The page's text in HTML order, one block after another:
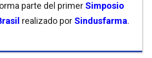
parte del primer Simposio
realizado por Sindusfarma.